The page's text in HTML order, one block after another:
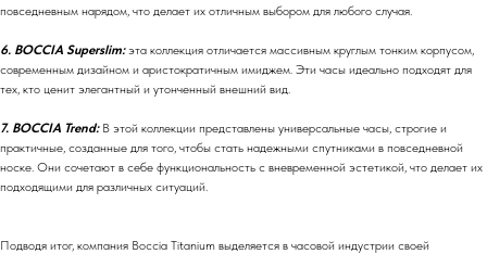
повседневным нарядом, что делает их отличным выбором для любого случая.
6. BOCCIA Superslim:эта коллекция отличается массивным круглым тонким корпусом,
современным дизайном и аристократичным имиджем. Эти часы идеально подходят для
тех, кто ценит элегантный и утонченный внешний вид.
7. BOCCIA Trend:В этой коллекции представлены универсальные часы, строгие и
практичные, созданные для того, чтобы стать надежными спутниками в повседневной
носке. Они сочетают в себе функциональность с вневременной эстетикой, что делает их
подходящими для различных ситуаций.
Подводя итог, компания Boccia Titanium выделяется в часовой индустрии своей